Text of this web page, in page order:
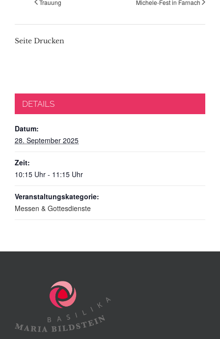
Trauung Michele-Fest in Farnach
Seite Drucken
DETAILS
Datum:
28. September 2025
Zeit:
10:15 Uhr - 11:15 Uhr
Veranstaltungskategorie:
Messen & Gottesdienste